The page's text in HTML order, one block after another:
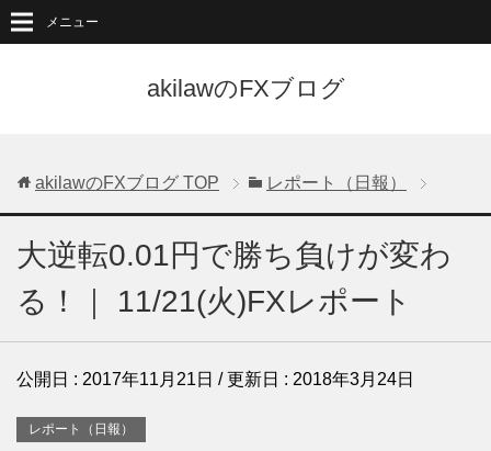
akilawのFXブログ
メニュー
akilawのFXブログ TOP レポート（日報）
大逆転0.01円で勝ち負けが変わ
る！｜ 11/21(火)FXレポート
公開日 : 2017年11月21日 / 更新日 : 2018年3月24日
レポート（日報）